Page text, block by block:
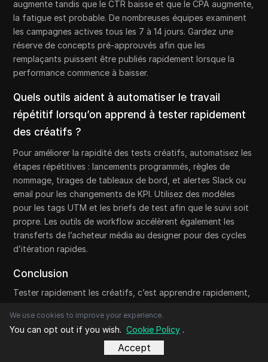
augmente tandis que le CTR baisse et que le CPA augmente,
la fatigue est probable. De nombreuses équipes examinent
les campagnes actives tous les 7 à 14 jours. Gardez une
réserve de concepts pré-approuvés afin que les
remplaçants puissent être publiés rapidement lorsque la
performance commence à baisser.
Quels outils aident à automatiser le travail
répétitif lorsqu’on apprend à tester rapidement
des créatifs ?
Pour améliorer la rapidité des tests créatifs, automatisez les
étapes répétitives : lancements programmés, règles de
nommage, tirages de tableaux de bord, et alertes Slack ou
email pour les changements de KPI. Utilisez des modèles
pour les tags UTM et les briefs de test afin que le suivi soit
propre. Les outils de workflow accélèrent également les
transferts de l’acheteur média au designer pour des cycles
d’itération rapides.
Conclusion
Tester rapidement les créatifs, c’est apprendre rapidement,
des expériences à grand volume, des hypothèses claires et
des changements à une seule variable que vous pouvez
mesurer. Lorsque vous construisez une boucle de tests
We use cookies to improve your experience.
You can opt out if you wish. Cookie Policy .
Accept